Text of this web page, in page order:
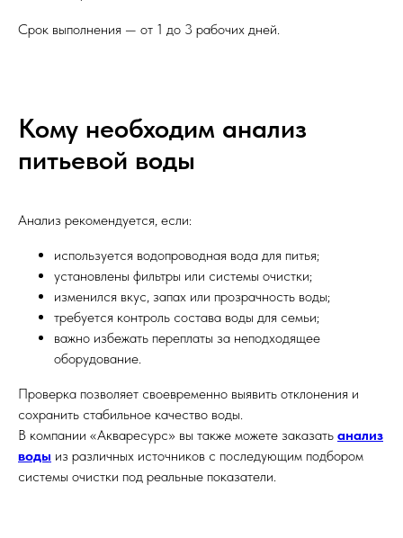
Срок выполнения — от 1 до 3 рабочих дней.
Кому необходим анализ
питьевой воды
Анализ рекомендуется, если:
используется водопроводная вода для питья;
установлены фильтры или системы очистки;
изменился вкус, запах или прозрачность воды;
требуется контроль состава воды для семьи;
важно избежать переплаты за неподходящее
оборудование.
Проверка позволяет своевременно выявить отклонения и
сохранить стабильное качество воды.
В компании «Акваресурс» вы также можете заказать анализ
воды из различных источников с последующим подбором
системы очистки под реальные показатели.